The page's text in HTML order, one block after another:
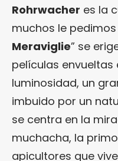
Rohrwacher es la
muchos le pedimos
Meraviglie” se
películas envueltas
luminosidad, un
imbuido por un
se centra en la
muchacha, la
apicultores que